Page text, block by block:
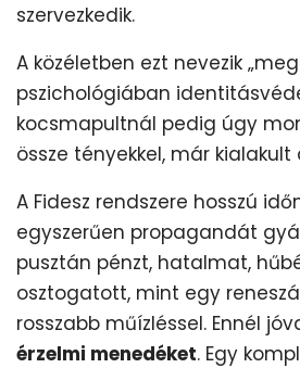
szervezkedik.
A közéletben ezt nevezik
pszichológiában
kocsmapultnál pedig úgy
össze tényekkel, már kialakult
A Fidesz rendszere hosszú
egyszerűen propagandát
pusztán pénzt, hatalmat,
osztogatott, mint egy
rosszabb műízléssel. Ennél
érzelmi menedéket. Egy